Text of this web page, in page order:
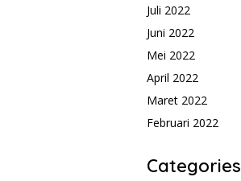
Juli 2022
Juni 2022
Mei 2022
April 2022
Maret 2022
Februari 2022
Categories